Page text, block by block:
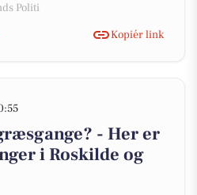
Politi
Kopiér link
- Her er
i Roskilde og